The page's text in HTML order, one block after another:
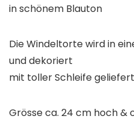
in schönem Blauton
Die Windeltorte wird in
und dekoriert
mit toller Schleife
Grösse ca. 24 cm hoch &